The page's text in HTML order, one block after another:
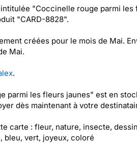
"Coccinelle rouge parmi les
"CARD-8828".
créées pour le mois de Mai.
Mai.
.
parmi les fleurs jaunes" est en
dès maintenant à votre
carte : fleur, nature, insecte,
bleu, vert, joyeux, coloré